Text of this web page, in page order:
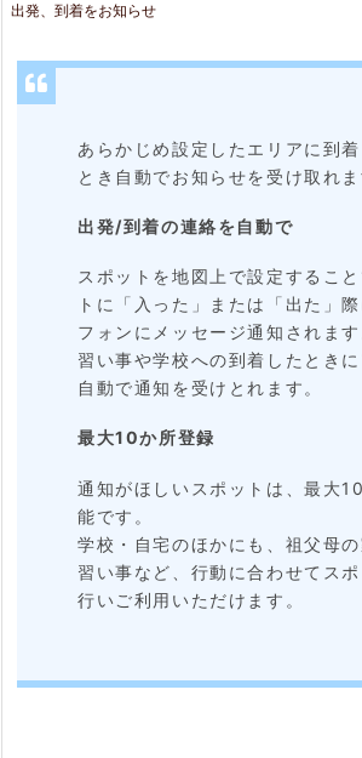
出発、到着をお知らせ
あらかじめ設定したエリアに到
とき自動でお知らせを受け取れま
出発/到着の連絡を自動で
スポットを地図上で設定するこ
トに「入った」または「出た」
フォンにメッセージ通知されます
習い事や学校への到着したとき
自動で通知を受けとれます。
最大10か所登録
通知がほしいスポットは、最大
能です。
学校・自宅のほかにも、祖父母
習い事など、行動に合わせてス
行いご利用いただけます。